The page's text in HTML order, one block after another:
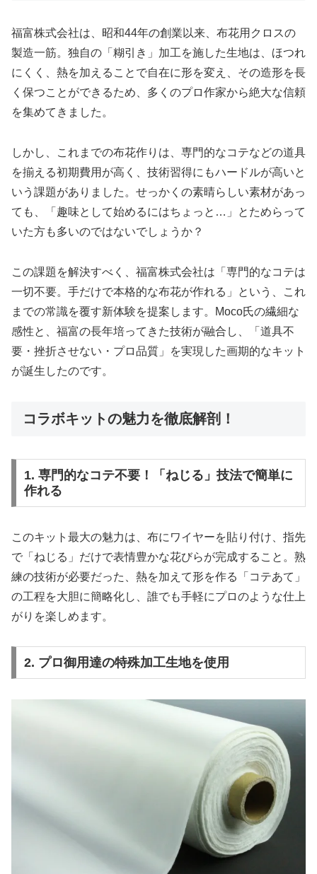
福富株式会社は、昭和44年の創業以来、布花用クロスの
製造一筋。独自の「糊引き」加工を施した生地は、ほつれ
にくく、熱を加えることで自在に形を変え、その造形を長
く保つことができるため、多くのプロ作家から絶大な信頼
を集めてきました。
しかし、これまでの布花作りは、専門的なコテなどの道具
を揃える初期費用が高く、技術習得にもハードルが高いと
いう課題がありました。せっかくの素晴らしい素材があっ
ても、「趣味として始めるにはちょっと…」とためらって
いた方も多いのではないでしょうか？
この課題を解決すべく、福富株式会社は「専門的なコテは
一切不要。手だけで本格的な布花が作れる」という、これ
までの常識を覆す新体験を提案します。Moco氏の繊細な
感性と、福富の長年培ってきた技術が融合し、「道具不
要・挫折させない・プロ品質」を実現した画期的なキット
が誕生したのです。
コラボキットの魅力を徹底解剖！
1. 専門的なコテ不要！「ねじる」技法で簡単に
作れる
このキット最大の魅力は、布にワイヤーを貼り付け、指先
で「ねじる」だけで表情豊かな花びらが完成すること。熟
練の技術が必要だった、熱を加えて形を作る「コテあて」
の工程を大胆に簡略化し、誰でも手軽にプロのような仕上
がりを楽しめます。
2. プロ御用達の特殊加工生地を使用